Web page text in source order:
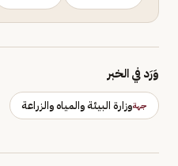
وَرَد في الخبر
جهةوزارة البيئة والمياه والزراعة